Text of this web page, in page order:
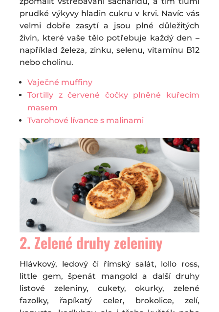
prudké výkyvy hladin cukru v krvi. Navíc vás
velmi dobře zasytí a jsou plné důležitých
živin, které vaše tělo potřebuje každý den –
například železa, zinku, selenu, vitamínu B12
nebo cholinu.
Vaječné muffiny
Tortilly z červené čočky plněné kuřecím
masem
Tvarohové lívance s malinami
2. Zelené druhy zeleniny
Hlávkový, ledový či římský salát, lollo ross,
little gem, špenát mangold a další druhy
listové zeleniny, cukety, okurky, zelené
fazolky, řapíkatý celer, brokolice, zelí,